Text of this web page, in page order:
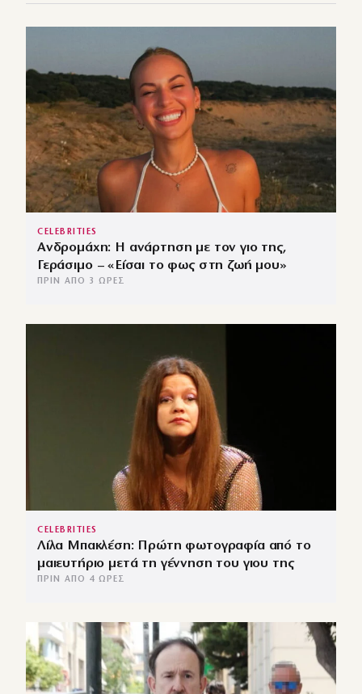
CELEBRITIES
Ανδρομάχη: Η ανάρτηση με τον γιο της,
Γεράσιμο – «Είσαι το φως στη ζωή μου»
ΠΡΙΝ ΑΠΌ 3 ΏΡΕΣ
CELEBRITIES
Λίλα Μπακλέση: Πρώτη φωτογραφία από το
μαιευτήριο μετά τη γέννηση του γιου της
ΠΡΙΝ ΑΠΌ 4 ΏΡΕΣ